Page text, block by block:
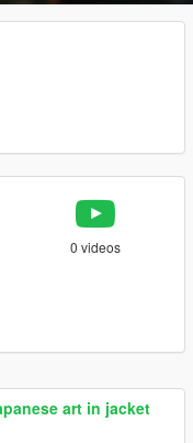
0 videos
art in jacket